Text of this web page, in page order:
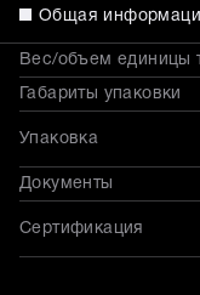
Общая
Вес/объем единицы
Габариты упаковки
Упаковка
Документы
Сертификация